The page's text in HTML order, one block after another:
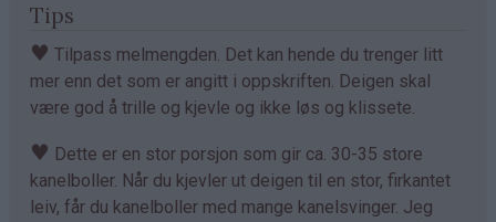
Tips
♥ Tilpass melmengden. Det kan hende du trenger litt
mer enn det som er angitt i oppskriften. Deigen skal
være god å trille og kjevle og ikke løs og klissete.
♥ Dette er en stor porsjon som gir ca. 30-35 store
kanelboller. Når du kjevler ut deigen til en stor, firkantet
leiv, får du kanelboller med mange kanelsvinger. Jeg